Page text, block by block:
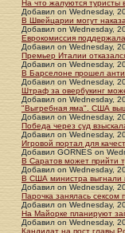
На что жалуются туристы
Добавил on Wednesday,
В Швейцарии могут
Добавил on Wednesday,
Еврокомиссия
Добавил on Wednesday,
Премьер Италии
Добавил on Wednesday,
В Барселоне прошел
Добавил on Wednesday,
Штраф за овербукинг
Добавил on Wednesday,
"Выгребная яма". США
Добавил on Wednesday,
Победа через суд
Добавил on Wednesday,
Игровой портал для
Добавил GORNES on
В Саратов может прийти
Добавил on Wednesday,
В США министра выгнали
Добавил on Wednesday,
Парочка занялась сексом
Добавил on Wednesday,
На Майорке планируют
Добавил on Wednesday,
Кандидат на пост главы